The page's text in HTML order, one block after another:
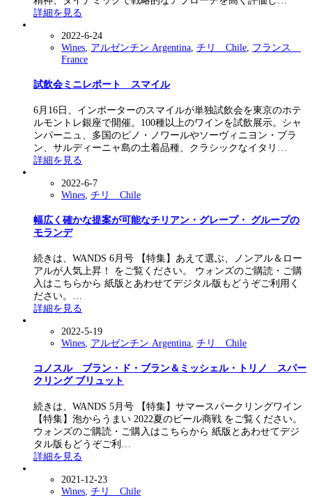
詳細を見る
2022-6-24
Wines, アルゼンチン Argentina, チリ Chile, フランス
France
試飲会ミニレポート スマイル
6月16日、インポーターのスマイルが単独試飲会を東京のホテ
ルモントレ銀座で開催。100種以上のワインを試飲展示。シャ
ンパーニュ、多国のピノ・ノワールやソーヴィニヨン・ブラ
ン、サルディーニャ島の土着品種、クラシックなイタリ…
詳細を見る
2022-6-7
Wines チリ Chile
幅広く確かな提案が可能なチリアン・グレープ・ グループの
モランデ
続きは、WANDS 6月号 【特集】あえて選ぶ、ノンアル＆ロー
アルが人気上昇！ をご覧ください。 ウォンズのご購読・ご購
入はこちらから 紙版とあわせてデジタル版もどうぞご利用く
ださい。…
詳細を見る
2022-5-19
Wines アルゼンチン Argentina チリ Chile
コノスル ブラン・ド・ブラン＆ミッシェル・トリノ スパー
クリング ブリュット
続きは、WANDS 5月号 【特集】サマースパークリングワイン
【特集】泡からうまい 2022夏のビール商戦 をご覧ください。
ウォンズのご購読・ご購入はこちらから 紙版とあわせてデジ
タル版もどうぞご利…
詳細を見る
2021-12-23
Wines, チリ Chile